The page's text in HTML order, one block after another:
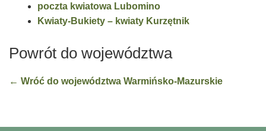
poczta kwiatowa Lubomino
Kwiaty-Bukiety – kwiaty Kurzętnik
Powrót do województwa
← Wróć do województwa Warmińsko-Mazurskie